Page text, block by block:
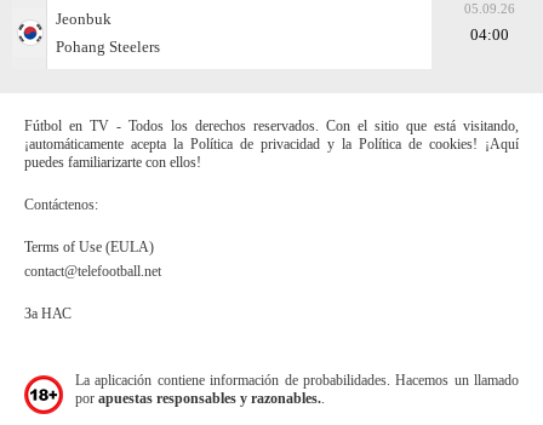
Jeonbuk
Pohang Steelers
05.09.26
04:00
Fútbol en TV - Todos los derechos reservados. Con el sitio que está visitando,
¡automáticamente acepta la Política de privacidad y la Política de cookies! ¡Aquí
puedes familiarizarte con ellos!
Contáctenos:
Terms of Use (EULA)
contact@telefootball.net
За НАС
La aplicación contiene información de probabilidades. Hacemos un llamado
por apuestas responsables y razonables.